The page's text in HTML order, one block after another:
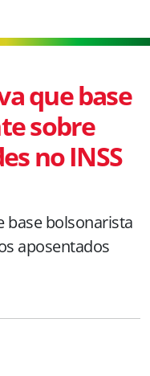
que base
sobre
no INSS
base bolsonarista
aposentados